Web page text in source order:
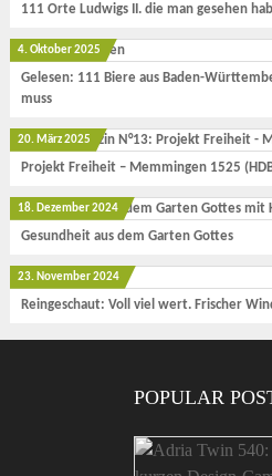
111 Orte Ludwigs II. die man gesehen
4. Oktober 2025
Gelesen: 111 Biere aus Baden-
muss
20. März 2025
Projekt Freiheit – Memmingen 1525
18. Dezember 2024
Gesundheit aus dem Garten Gottes
23. November 2024
Reingeschaut: Voll viel wert. Frischer
POPULAR